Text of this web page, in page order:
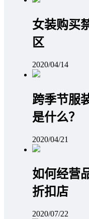
女装购买
区
2020/04/14
跨季节服
是什么？
2020/04/21
如何经营
折扣店
2020/07/22